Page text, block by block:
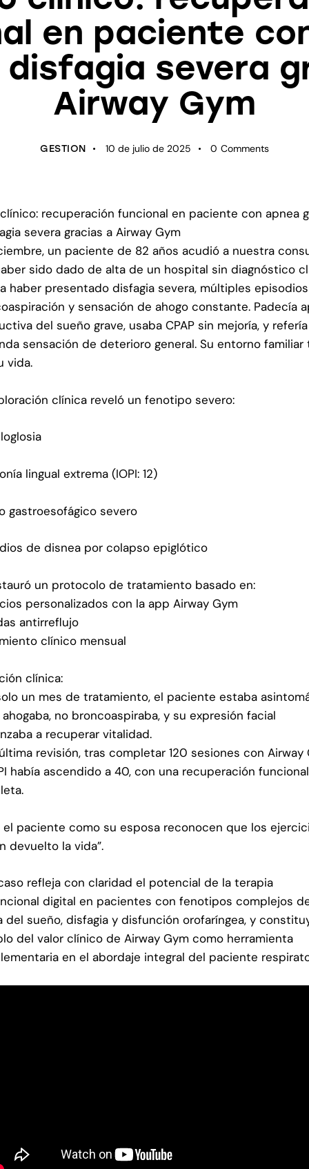
en paciente
disfagia severa
Airway Gym
GESTION 10 de julio de 2025 0 Comments
recuperación funcional en paciente con apnea
severa gracias a Airway Gym
un paciente de 82 años acudió a nuestra
sido dado de alta de un hospital sin diagnóstico
haber presentado disfagia severa, múltiples
y sensación de ahogo constante. Padecía
del sueño grave, usaba CPAP sin mejoría, y
sensación de deterioro general. Su entorno familiar
vida.
clínica reveló un fenotipo severo:
lingual extrema (IOPI: 12)
gastroesofágico severo
de disnea por colapso epiglótico
un protocolo de tratamiento basado en:
personalizados con la app Airway Gym
antirreflujo
clínico mensual
clínica:
un mes de tratamiento, el paciente estaba
no broncoaspiraba, y su expresión facial
a recuperar vitalidad.
revisión, tras completar 120 sesiones con Airway
había ascendido a 40, con una recuperación funcional
el paciente como su esposa reconocen que los
devuelto la vida”.
refleja con claridad el potencial de la terapia
digital en pacientes con fenotipos complejos
del sueño, disfagia y disfunción orofaríngea, y
del valor clínico de Airway Gym como herramienta
en el abordaje integral del paciente